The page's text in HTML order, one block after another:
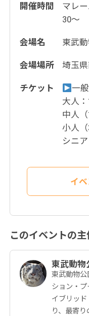
開催時間
マレ
30〜
会場名 東武
会場場所 埼玉
チケット
一
大人
中人
小人
シニ
イ
このイベントの
東武動物
東武動物公
ション・
イブリッ
り、最寄